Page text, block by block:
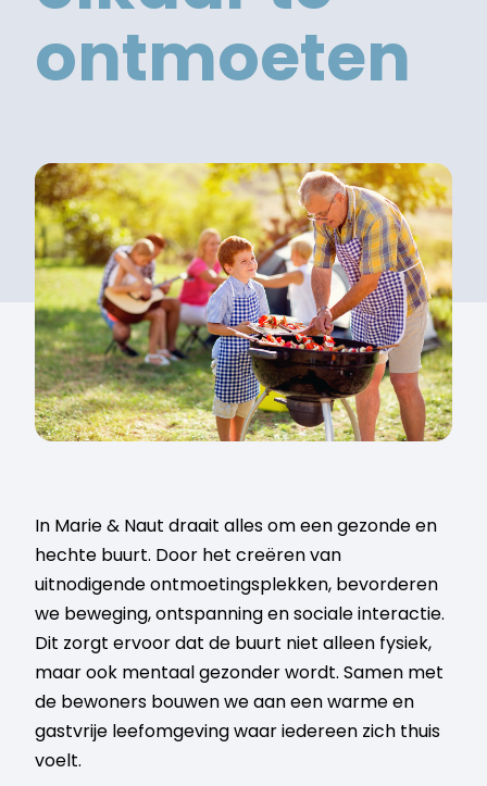
ontmoeten
In Marie & Naut draait alles om een gezonde en
hechte buurt. Door het creëren van
uitnodigende ontmoetingsplekken, bevorderen
we beweging, ontspanning en sociale interactie.
Dit zorgt ervoor dat de buurt niet alleen fysiek,
maar ook mentaal gezonder wordt. Samen met
de bewoners bouwen we aan een warme en
gastvrije leefomgeving waar iedereen zich thuis
voelt.